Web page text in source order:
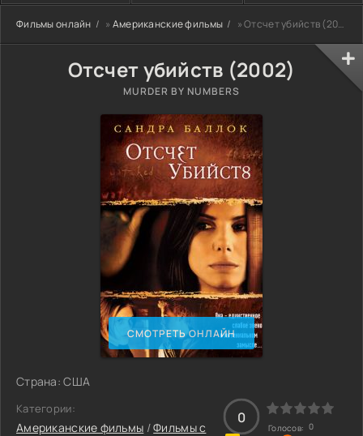
Фильмы онлайн » Американские фильмы » Отсчет убийств (2002)
Отсчет убийств (2002)
MURDER BY NUMBERS
СМОТРЕТЬ ОНЛАЙН
Страна: США
Категории:
Американские фильмы /Фильмы c
0
Голосов: 0